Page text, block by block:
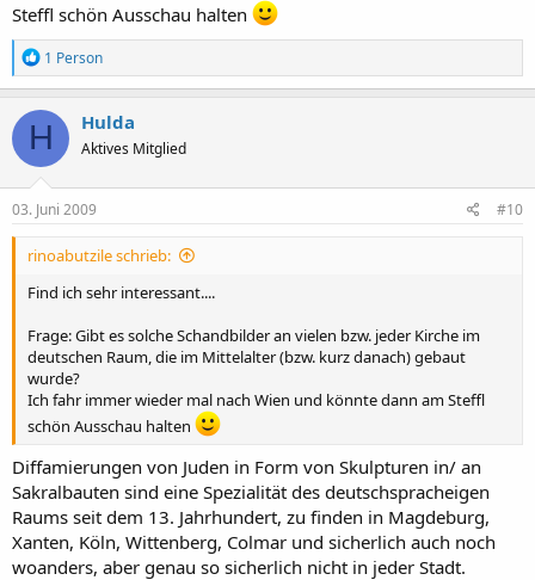
Steffl schön Ausschau halten
R
e
a
k
t
o
n
e
1 Person
H Hulda
Aktives Mitglied
03. Juni 2009 #10
rinoabutzile schrieb:
Find ich sehr interessant....
Frage: Gibt es solche Schandbilder an vielen bzw. jeder Kirche im
deutschen Raum, die im Mittelalter (bzw. kurz danach) gebaut
wurde?
Ich fahr immer wieder mal nach Wien und könnte dann am Steffl
schön Ausschau halten
Diffamierungen von Juden in Form von Skulpturen in/ an
Sakralbauten sind eine Spezialität des deutschspracheigen
Raums seit dem 13. Jahrhundert, zu finden in Magdeburg,
Xanten, Köln, Wittenberg, Colmar und sicherlich auch noch
woanders, aber genau so sicherlich nicht in jeder Stadt.